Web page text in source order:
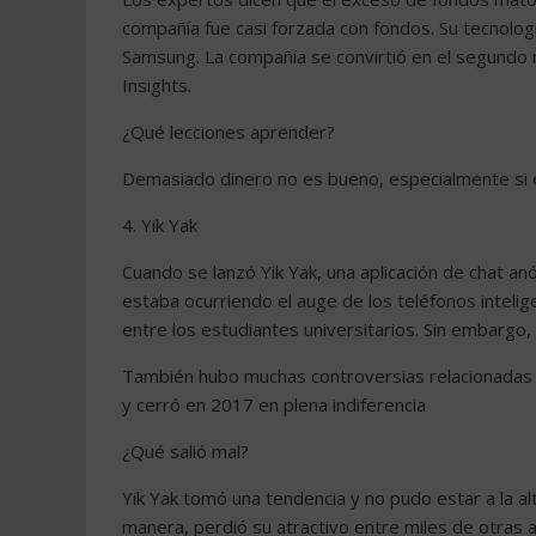
compañía fue casi forzada con fondos. Su
Samsung. La compañía se convirtió en el
Insights.
¿Qué lecciones aprender?
Demasiado dinero no es bueno, especialmente
4. Yik Yak
Cuando se lanzó Yik Yak, una aplicación de chat
estaba ocurriendo el auge de los teléfonos
entre los estudiantes universitarios. Sin
También hubo muchas controversias
y cerró en 2017 en plena indiferencia
¿Qué salió mal?
Yik Yak tomó una tendencia y no pudo estar a la
manera, perdió su atractivo entre miles de otras